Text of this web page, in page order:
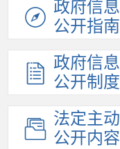
政府信息
公开指南
政府信息
公开制度
法定主动
公开内容